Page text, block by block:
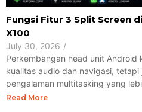
Fungsi Fitur 3 Split Screen
X100
July 30, 2026 /
Perkembangan head unit
kualitas audio dan navigasi,
pengalaman multitasking yang
Read More